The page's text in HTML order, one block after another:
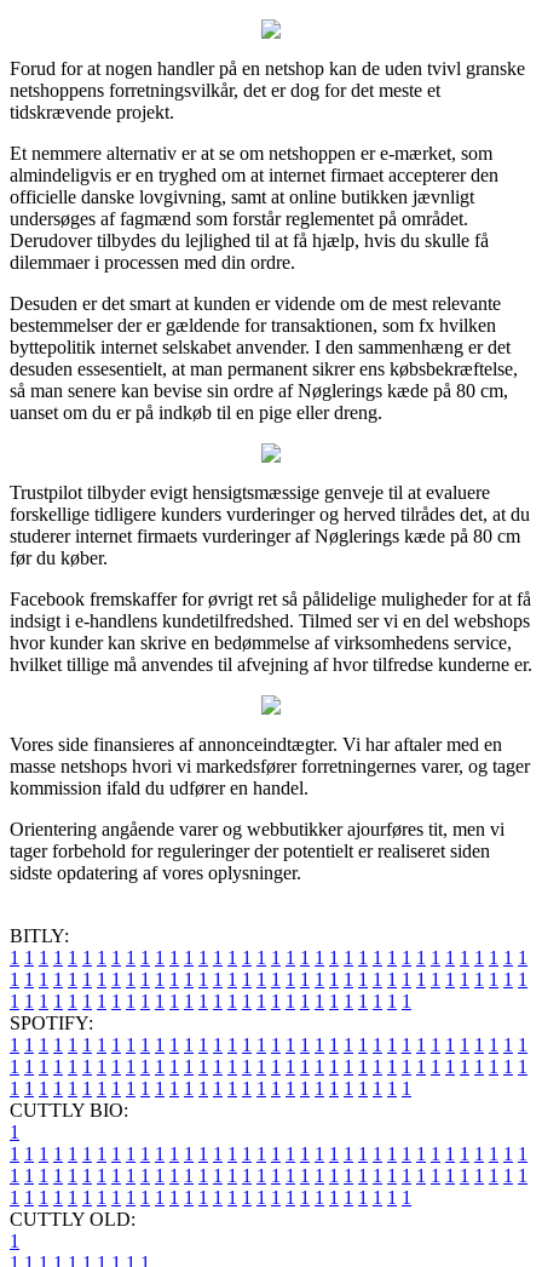
Forud for at nogen handler på en netshop kan de uden tvivl granske
netshoppens forretningsvilkår, det er dog for det meste et
tidskrævende projekt.
Et nemmere alternativ er at se om netshoppen er e-mærket, som
almindeligvis er en tryghed om at internet firmaet accepterer den
officielle danske lovgivning, samt at online butikken jævnligt
undersøges af fagmænd som forstår reglementet på området.
Derudover tilbydes du lejlighed til at få hjælp, hvis du skulle få
dilemmaer i processen med din ordre.
Desuden er det smart at kunden er vidende om de mest relevante
bestemmelser der er gældende for transaktionen, som fx hvilken
byttepolitik internet selskabet anvender. I den sammenhæng er det
desuden essesentielt, at man permanent sikrer ens købsbekræftelse,
så man senere kan bevise sin ordre af Nøglerings kæde på 80 cm,
uanset om du er på indkøb til en pige eller dreng.
Trustpilot tilbyder evigt hensigtsmæssige genveje til at evaluere
forskellige tidligere kunders vurderinger og herved tilrådes det, at du
studerer internet firmaets vurderinger af Nøglerings kæde på 80 cm
før du køber.
Facebook fremskaffer for øvrigt ret så pålidelige muligheder for at få
indsigt i e-handlens kundetilfredshed. Tilmed ser vi en del webshops
hvor kunder kan skrive en bedømmelse af virksomhedens service,
hvilket tillige må anvendes til afvejning af hvor tilfredse kunderne er.
Vores side finansieres af annonceindtægter. Vi har aftaler med en
masse netshops hvori vi markedsfører forretningernes varer, og tager
kommission ifald du udfører en handel.
Orientering angående varer og webbutikker ajourføres tit, men vi
tager forbehold for reguleringer der potentielt er realiseret siden
sidste opdatering af vores oplysninger.
BITLY:
1 1 1 1 1 1 1 1 1 1 1 1 1 1 1 1 1 1 1 1 1 1 1 1 1 1 1 1 1 1 1 1 1 1 1 1
1 1 1 1 1 1 1 1 1 1 1 1 1 1 1 1 1 1 1 1 1 1 1 1 1 1 1 1 1 1 1 1 1 1 1 1
1 1 1 1 1 1 1 1 1 1 1 1 1 1 1 1 1 1 1 1 1 1 1 1 1 1 1 1
SPOTIFY:
1 1 1 1 1 1 1 1 1 1 1 1 1 1 1 1 1 1 1 1 1 1 1 1 1 1 1 1 1 1 1 1 1 1 1 1
1 1 1 1 1 1 1 1 1 1 1 1 1 1 1 1 1 1 1 1 1 1 1 1 1 1 1 1 1 1 1 1 1 1 1 1
1 1 1 1 1 1 1 1 1 1 1 1 1 1 1 1 1 1 1 1 1 1 1 1 1 1 1 1
CUTTLY BIO:
1
1 1 1 1 1 1 1 1 1 1 1 1 1 1 1 1 1 1 1 1 1 1 1 1 1 1 1 1 1 1 1 1 1 1 1 1
1 1 1 1 1 1 1 1 1 1 1 1 1 1 1 1 1 1 1 1 1 1 1 1 1 1 1 1 1 1 1 1 1 1 1 1
1 1 1 1 1 1 1 1 1 1 1 1 1 1 1 1 1 1 1 1 1 1 1 1 1 1 1 1
CUTTLY OLD:
1
1 1 1 1 1 1 1 1 1 1